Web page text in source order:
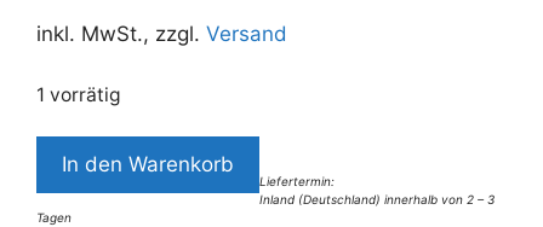
inkl. MwSt., zzgl. Versand
1 vorrätig
10013LK5
Lalamour
Maxi-
In den Warenkorb
Liefertermin:
Inland (Deutschland) innerhalb von 2 – 3
Tagen